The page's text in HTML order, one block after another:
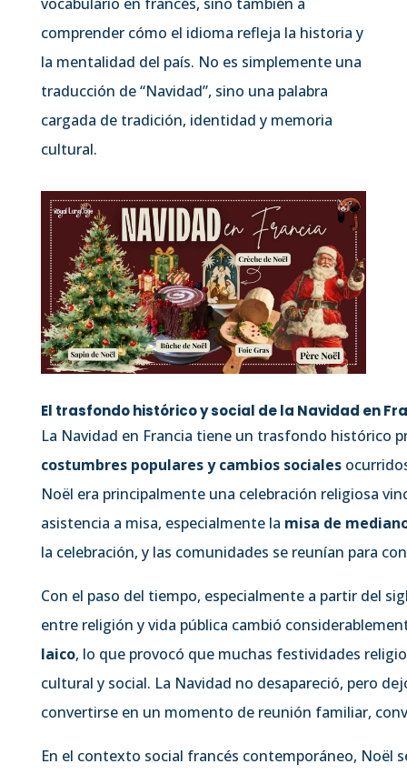
comprender cómo el idioma refleja la historia y
la mentalidad del país. No es simplemente una
traducción de “Navidad”, sino una palabra
cargada de tradición, identidad y memoria
cultural.
El trasfondo histórico y social de la Navidad en
La Navidad en Francia tiene un trasfondo histórico
costumbres populares y cambios sociales
Noël era principalmente una celebración religiosa
asistencia a misa, especialmente la misa de
la celebración, y las comunidades se reunían para
Con el paso del tiempo, especialmente a partir del
entre religión y vida pública cambió
laico, lo que provocó que muchas festividades
cultural y social. La Navidad no desapareció, pero
convertirse en un momento de reunión familiar,
En el contexto social francés contemporáneo, Noël